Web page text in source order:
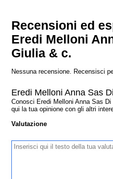
Recensioni ed
Eredi Melloni
Giulia & c.
Nessuna recensione. Recensisci
Eredi Melloni Anna Sas
Conosci Eredi Melloni Anna Sas
qui la tua opinione con gli altri
Valutazione